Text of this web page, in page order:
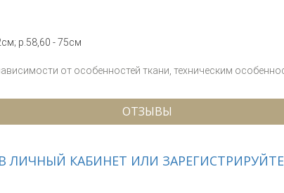
р.58,60 - 75см
от особенностей ткани, техническим
ОТЗЫВЫ
КАБИНЕТ ИЛИ